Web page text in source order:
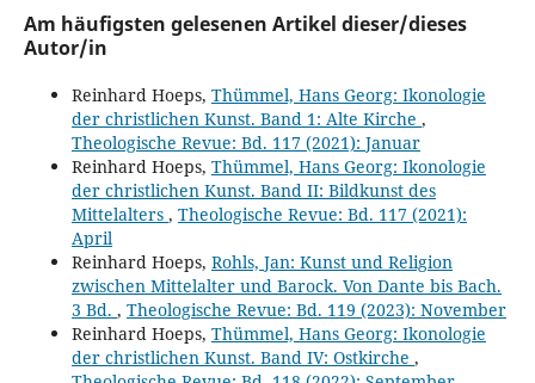
Am häufigsten gelesenen Artikel dieser/dieses
Autor/in
Reinhard Hoeps, Thümmel, Hans Georg: Ikonologie
der christlichen Kunst. Band 1: Alte Kirche ,
Theologische Revue: Bd. 117 (2021): Januar
Reinhard Hoeps, Thümmel, Hans Georg: Ikonologie
der christlichen Kunst. Band II: Bildkunst des
Mittelalters , Theologische Revue: Bd. 117 (2021):
April
Reinhard Hoeps, Rohls, Jan: Kunst und Religion
zwischen Mittelalter und Barock. Von Dante bis Bach.
3 Bd. , Theologische Revue: Bd. 119 (2023): November
Reinhard Hoeps, Thümmel, Hans Georg: Ikonologie
der christlichen Kunst. Band IV: Ostkirche ,